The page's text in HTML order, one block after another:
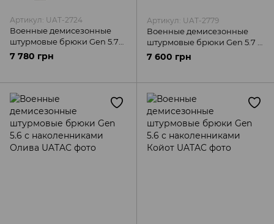
Артикул: UAT-2724
Военные демисезонные
штурмовые брюки Gen 5.7
MM-25 Twill-Ripstop с
наколенниками Мультикам
7 780 грн
Артикул: UAT-2779
Военные демисезонные
штурмовые брюки Gen 5.7 с
наколенниками Койот
7 600 грн